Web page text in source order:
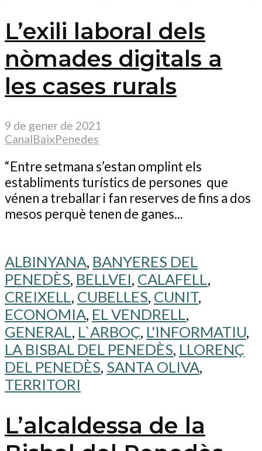
L’exili laboral dels
nòmades digitals a
les cases rurals
9 de gener de 2021
CanalBaixPenedes
“Entre setmana s’estan omplint els
establiments turístics de persones que
vénen a treballar i fan reserves de fins a dos
mesos perquè tenen de ganes...
ALBINYANA, BANYERES DEL
PENEDÈS, BELLVEI, CALAFELL ,
CREIXELL , CUBELLES, CUNIT,
ECONOMIA, EL VENDRELL ,
GENERAL , L`ARBOÇ, L'INFORMATIU,
LA BISBAL DEL PENEDÈS, LLORENÇ
DEL PENEDÈS, SANTA OLIVA,
TERRITORI
L’alcaldessa de la